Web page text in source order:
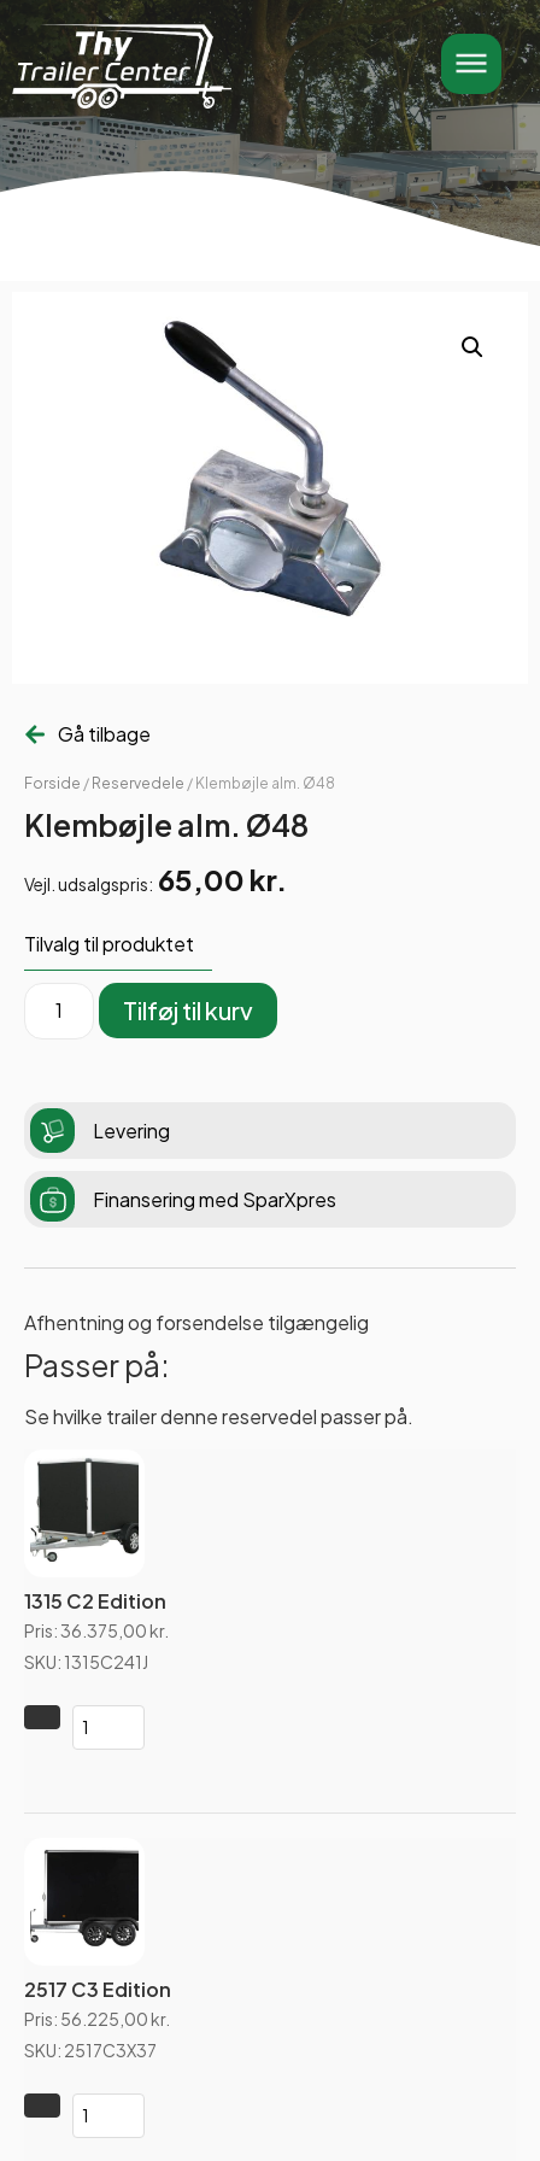
Gå tilbage
Forside / Reservedele / Klembøjle alm. Ø48
Klembøjle alm. Ø48
Vejl. udsalgspris: 65,00 kr.
Tilvalg til produktet
Tilføj til kurv
Levering
Finansering med SparXpres
Afhentning og forsendelse tilgængelig
Passer på:
Se hvilke trailer denne reservedel passer på.
1315 C2 Edition
Pris:36.375,00 kr.
SKU: 1315C241J
2517 C3 Edition
Pris: 56.225,00 kr.
SKU: 2517C3X37